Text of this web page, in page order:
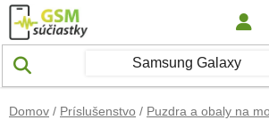
Prejsť na obsah
Domov / Príslušenstvo / Puzdra a obaly na